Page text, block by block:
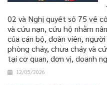
02 và Nghị quyết số 75 về
và cứu nạn, cứu hộ nhằm
của cán bộ, đoàn viên,
phòng cháy, chữa cháy và
tại cơ quan, đơn vị, doanh
12/05/2026